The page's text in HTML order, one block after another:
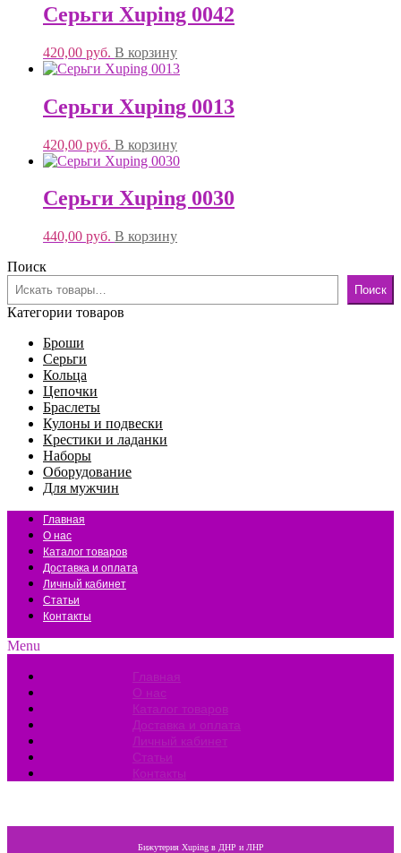
Серьги Xuping 0042
420,00 руб. В корзину
Серьги Xuping 0013
420,00 руб. В корзину
Серьги Xuping 0030
440,00 руб. В корзину
Поиск
Поиск
Категории товаров
Броши
Серьги
Кольца
Цепочки
Браслеты
Кулоны и подвески
Крестики и ладанки
Наборы
Оборудование
Для мужчин
Главная
О нас
Каталог товаров
Доставка и оплата
Личный кабинет
Статьи
Контакты
Menu
Главная
О нас
Каталог товаров
Доставка и оплата
Личный кабинет
Статьи
Контакты
Бижутерия Xuping в ДНР и ЛНР